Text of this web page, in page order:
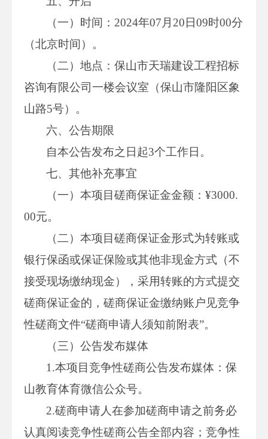
（一）时间：2024年07月20日09时00分
（北京时间）。
（二）地点：保山市天瑞建设工程招标
咨询有限公司一楼会议室（保山市隆阳区象
山路5号）。
六、公告期限
自本公告发布之日起3个工作日。
七、其他补充事宜
（一）本项目磋商保证金金额：¥3000.
00元。
（二）本项目磋商保证金形式为转账或
银行保函或保证保险或其他非现金方式（不
接受现场缴纳现金），采用转账的方式提交
磋商保证金的，磋商保证金缴纳账户见竞争
性磋商文件“磋商申请人须知前附表”。
（三）公告发布媒体
1.本项目竞争性磋商公告发布媒体：保
山教育体育微信公众号。
2.磋商申请人在参加磋商申请之前务必
认真阅读竞争性磋商公告全部内容；竞争性